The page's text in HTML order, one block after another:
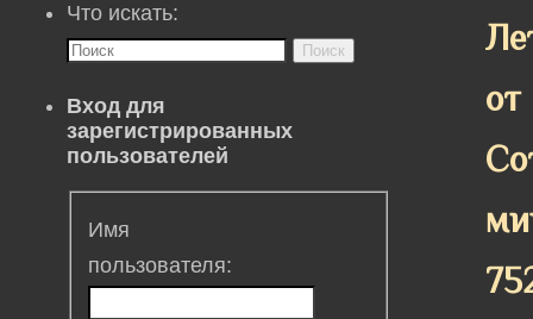
от
Что искать:
Поиск
Вход для
зарегистрированных
пользователей
Имя
пользователя: